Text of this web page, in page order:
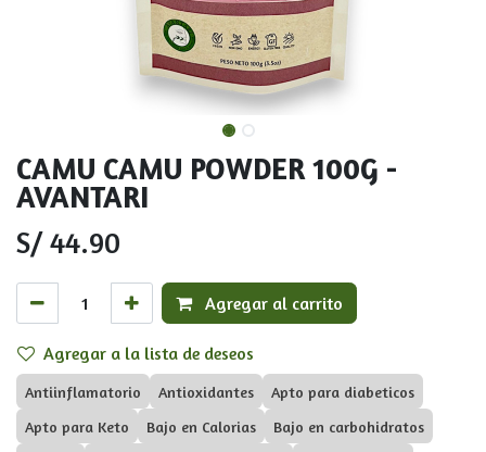
CAMU CAMU POWDER 100G -
AVANTARI
S/44.90
Agregar al carrito
Agregar a la lista de deseos
Antiinflamatorio Antioxidantes
Apto para diabeticos
Apto para Keto
Bajo en Calorias Bajo en carbohidratos